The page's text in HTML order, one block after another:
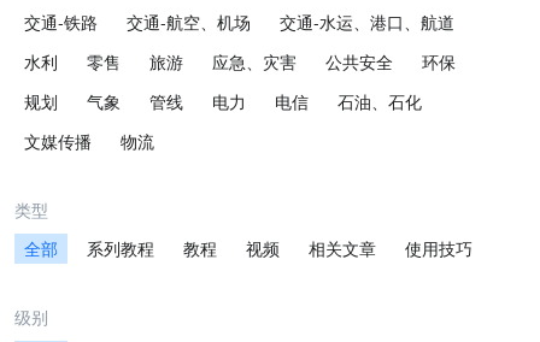
交通-铁路
交通-航空、机场
交通-水运、港口、航道
水利
零售 旅游 应急、灾害 公共安全
环保
规划
气象 管线 电力 电信
石油、石化
文媒传播
物流
类型
全部
系列教程 教程 视频 相关文章 使用技巧
级别